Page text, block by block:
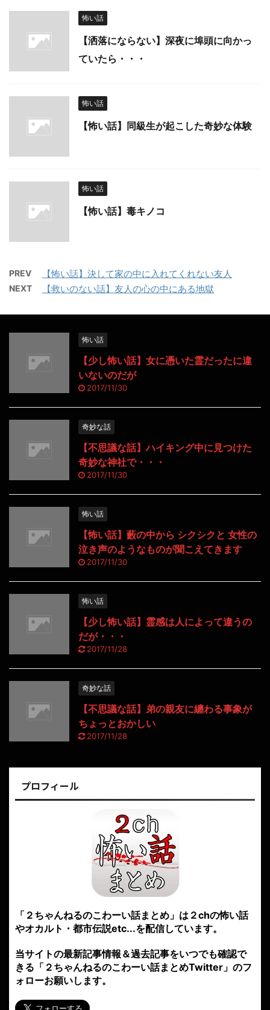
怖い話
【洒落にならない】深夜に埠頭に向かっ
ていたら・・・
怖い話
【怖い話】同級生が起こした奇妙な体験
怖い話
【怖い話】毒キノコ
PREV 【怖い話】決して家の中に入れてくれない友人
NEXT 【救いのない話】友人の心の中にある地獄
怖い話
【少し怖い話】女に憑いた霊だったに違
いないのだが
2017/11/30
奇妙な話
【不思議な話】ハイキング中に見つけた
奇妙な神社で・・・
2017/11/30
怖い話
【怖い話】藪の中から シクシクと 女性の
泣き声のようなものが聞こえてきます
2017/11/30
怖い話
【少し怖い話】霊感は人によって違うの
だが・・・
2017/11/28
奇妙な話
【不思議な話】弟の親友に纏わる事象が
ちょっとおかしい
2017/11/28
プロフィール
「２ちゃんねるのこわーい話まとめ」は２chの怖い話
やオカルト・都市伝説etc...を配信しています。
当サイトの最新記事情報＆過去記事をいつでも確認で
きる「２ちゃんねるのこわーい話まとめTwitter」のフ
ォローお願いします。